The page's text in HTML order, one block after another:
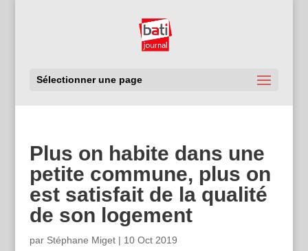
Sélectionner une page
Plus on habite dans une
petite commune, plus on
est satisfait de la qualité
de son logement
par Stéphane Miget| 10 Oct 2019